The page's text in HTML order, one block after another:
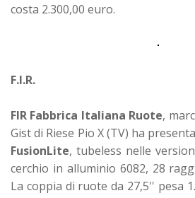
costa 2.300,00 euro.
F.I.R.
FIR Fabbrica Italiana Ruote,
Gist di Riese Pio X (TV) ha
FusionLite, tubeless nelle
cerchio in alluminio 6082, 28
La coppia di ruote da 27,5'' pesa